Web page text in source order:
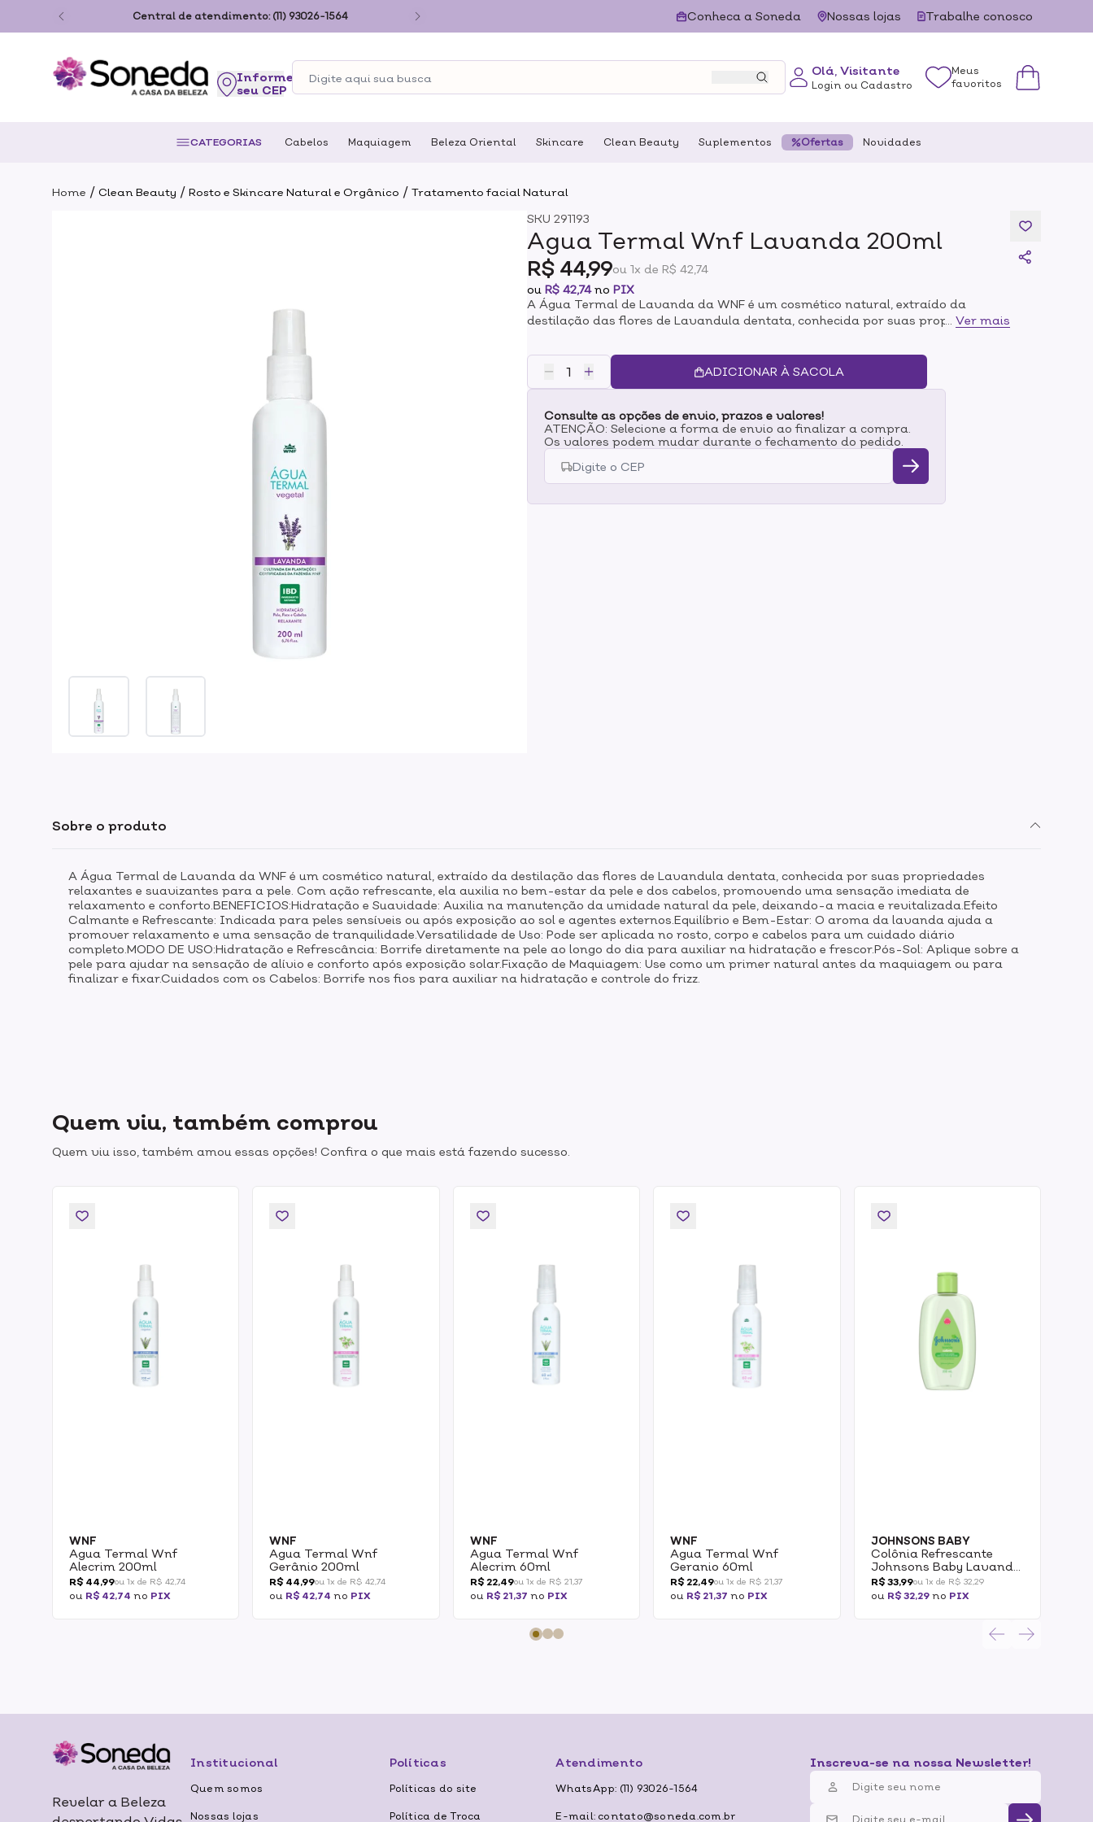
Central de atendimento: (11) 93026-1564 Conheca a Soneda Nossas lojas Trabalhe conosco
seu CEP
Olá, Visitante
Login ou Cadastro
Meus
favoritos
CATEGORIAS Cabelos Maquiagem Beleza Oriental Skincare Clean Beauty Suplementos Ofertas Novidades
Home / Clean Beauty / Rosto e Skincare Natural e Orgânico / Tratamento facial Natural
SKU291193
Agua Termal Wnf Lavanda 200ml
R$ 44,99ou 1x de R$ 42,74
ouR$ 42,74noPIX
A Água Termal de Lavanda da WNF é um cosmético natural, extraído da
destilação das flores de Lavandula dentata, conhecida por suas propriedades
bem-estar da pele e dos cabelos, promovendo uma sensação imediata de
relaxamento e conforto.BENEFICIOS:Hidratação e Suavidade: Auxilia na
manutenção da umidade natural da pele, deixando-a macia e
após exposição ao sol e agentes externos.Equilíbrio e Bem-Estar: O aroma da
lavanda ajuda a promover relaxamento e uma sensação de
tranquilidade.Versatilidade de Uso: Pode ser aplicada no rosto, corpo e cabelos
para um cuidado diário completo.MODO DE USO:Hidratação e Refrescância:
Borrife diretamente na pele ao longo do dia para auxiliar na hidratação e
frescor.Pós-Sol: Aplique sobre a pele para ajudar na sensação de alívio e
Ver mais
ADICIONAR À SACOLA
Consulte as opções de envio, prazos e valores!
ATENÇÃO: Selecione a forma de envio ao finalizar a compra.
Os valores podem mudar durante o fechamento do pedido.
Sobre o produto
A Água Termal de Lavanda da WNF é um cosmético natural, extraído da destilação das flores de Lavandula dentata, conhecida por suas propriedades
relaxantes e suavizantes para a pele. Com ação refrescante, ela auxilia no bem-estar da pele e dos cabelos, promovendo uma sensação imediata de
relaxamento e conforto.BENEFICIOS:Hidratação e Suavidade: Auxilia na manutenção da umidade natural da pele, deixando-a macia e revitalizada.Efeito
Calmante e Refrescante: Indicada para peles sensíveis ou após exposição ao sol e agentes externos.Equilíbrio e Bem-Estar: O aroma da lavanda ajuda a
promover relaxamento e uma sensação de tranquilidade.Versatilidade de Uso: Pode ser aplicada no rosto, corpo e cabelos para um cuidado diário
completo.MODO DE USO:Hidratação e Refrescância: Borrife diretamente na pele ao longo do dia para auxiliar na hidratação e frescor.Pós-Sol: Aplique sobre a
pele para ajudar na sensação de alívio e conforto após exposição solar.Fixação de Maquiagem: Use como um primer natural antes da maquiagem ou para
finalizar e fixar.Cuidados com os Cabelos: Borrife nos fios para auxiliar na hidratação e controle do frizz.
Quem viu, também comprou
Quem viu isso, também amou essas opções! Confira o que mais está fazendo sucesso.
WNF
Agua Termal Wnf
Alecrim 200ml
R$ 44,99ou 1x de R$ 42,74
ou R$ 42,74 no PIX
WNF
Agua Termal Wnf
Gerânio 200ml
R$ 44,99ou 1x de R$ 42,74
ou R$ 42,74 no PIX
WNF
Agua Termal Wnf
Alecrim 60ml
R$ 22,49ou 1x de R$ 21,37
ou R$ 21,37 no PIX
WNF
Agua Termal Wnf
Geranio 60ml
R$ 22,49ou 1x de R$ 21,37
ou R$ 21,37 no PIX
JOHNSONS BABY
Colônia Refrescante
Johnsons Baby Lavanda
200ml
R$ 33,99ou 1x de R$ 32,29
ou R$ 32,29no PIX
Revelar a Beleza
Institucional
Quem somos
Nossas lojas
Políticas
Políticas do site
Política de Troca
Atendimento
WhatsApp: (11) 93026-1564
E-mail: contato@soneda.com.br
Inscreva-se na nossa Newsletter!